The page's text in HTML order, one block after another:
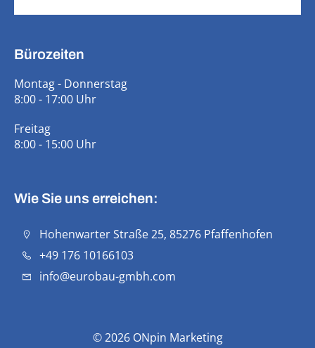
Wie Sie uns erreichen:
Hohenwarter Straße 25, 85276 Pfaffenhofen
+49 176 10166103
info@eurobau-gmbh.com
Bürozeiten
Montag - Donnerstag
8:00 - 17:00 Uhr
Freitag
8:00 - 15:00 Uhr
© 2026 ONpin Marketing